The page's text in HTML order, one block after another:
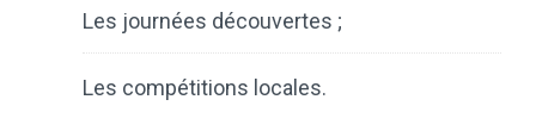
Les journées découvertes ;
Les compétitions locales.